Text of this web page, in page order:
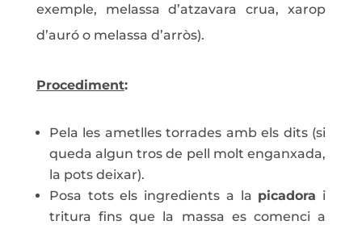
exemple, melassa d’atzavara crua, xarop
d’auró o melassa d’arròs).
Procediment:
Pela les ametlles torrades amb els dits (si
queda algun tros de pell molt enganxada,
la pots deixar).
Posa tots els ingredients a la picadora i
tritura fins que la massa es comenci a